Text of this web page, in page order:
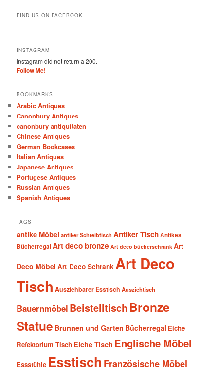
FIND US ON FACEBOOK
INSTAGRAM
Instagram did not return a 200.
Follow Me!
BOOKMARKS
Arabic Antiques
Canonbury Antiques
canonbury antiquitaten
Chinese Antiques
German Bookcases
Italian Antiques
Japanese Antiques
Portugese Antiques
Russian Antiques
Spanish Antiques
TAGS
antike Möbel antiker Schreibtisch Antiker TischAntikes
BücherregalArt deco bronze Art deco bücherschrank Art
Deco Möbel Art Deco Schrank Art Deco
Tisch Ausziehbarer Esstisch Ausziehtisch
Bauernmöbel Beistelltisch Bronze
Statue Brunnen und Garten Bücherregal Eiche
Refektorium Tisch Eiche Tisch Englische Möbel
Essstühle Esstisch Französische Möbel